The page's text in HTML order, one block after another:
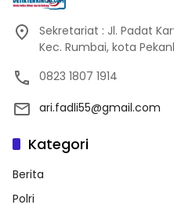
Sekretariat : Jl. Padat
Kec. Rumbai, kota
0823 1807 1914
ari.fadli55@gmail.com
Kategori
Berita
Polri